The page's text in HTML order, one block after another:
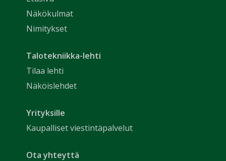
Näkökulmat
Nimitykset
Talotekniikka-lehti
Tilaa lehti
Näköislehdet
Yrityksille
Kaupalliset viestintäpalvelut
Ota yhteyttä